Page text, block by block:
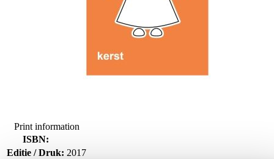
Print information
ISBN:
Editie / Druk: 2017